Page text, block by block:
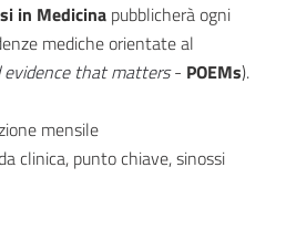
in Medicina pubblicherà ogni
mediche orientate al
that matters- POEMs).
mensile
clinica, punto chiave, sinossi